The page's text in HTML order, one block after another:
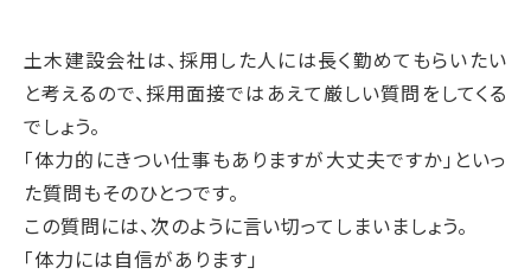
土木建設会社は、採用した人には長く勤めてもらいたい
と考えるので、採用面接ではあえて厳しい質問をしてくる
でしょう。
「体力的にきつい仕事もありますが大丈夫ですか」といっ
た質問もそのひとつです。
この質問には、次のように言い切ってしまいましょう。
「体力には自信があります」